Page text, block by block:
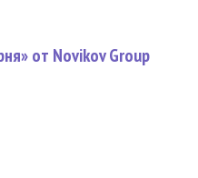
от Novikov Group